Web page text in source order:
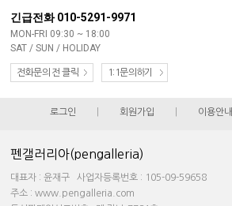
긴급전화 010-5291-9971
MON-FRI 09:30 ~ 18:00
SAT / SUN / HOLIDAY
전화문의 전 클릭 1:1문의하기
로그인 회원가입 이용안내
펜갤러리아(pengalleria)
대표자 : 윤재구 사업자등록번호 : 105-09-59658
주소 : www.pengalleria.com